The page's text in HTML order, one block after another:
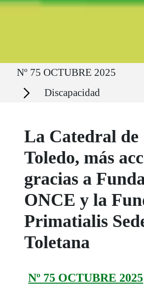
Ruta del sitio
Nº 75 OCTUBRE 2025
Secciones Discapacidad
La Catedral de
Toledo, más
gracias a
ONCE y la
Primatialis
Toletana
Nº 75 OCTUBRE 2025